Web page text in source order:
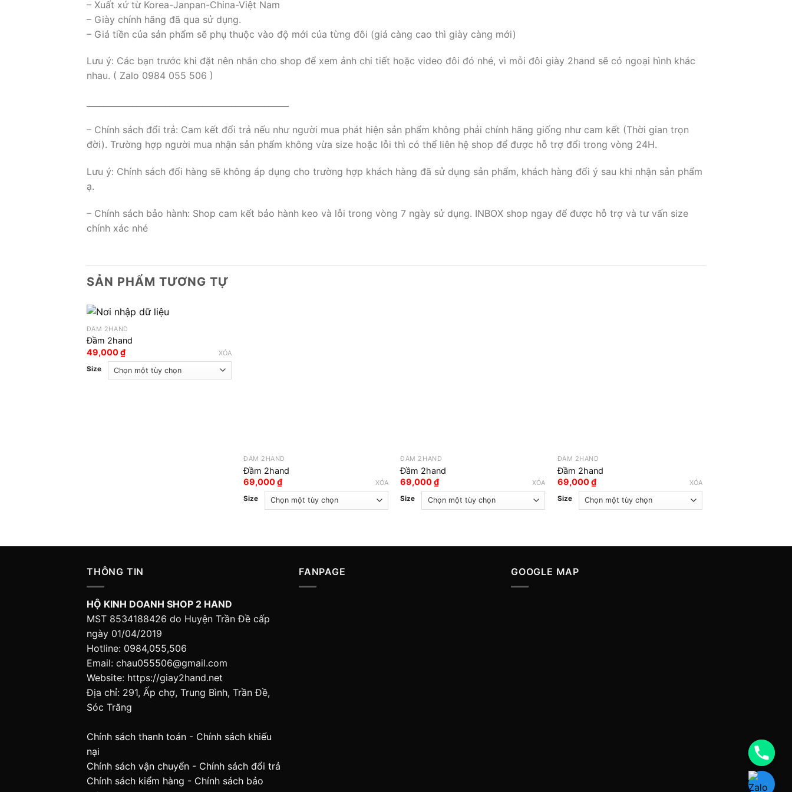
– Xuất xứ từ Korea-Janpan-China-Việt Nam
– Giày chính hãng đã qua sử dụng.
– Giá tiền của sản phẩm sẽ phụ thuộc vào độ mới của từng đôi (giá càng cao thì giày càng mới)
Lưu ý: Các bạn trước khi đặt nên nhắn cho shop để xem ảnh chi tiết hoặc video đôi đó nhé, vì mỗi đôi giày 2hand sẽ có ngoại hình khác
nhau. ( Zalo 0984 055 506 )
– Chính sách đổi trả: Cam kết đổi trả nếu như người mua phát hiện sản phẩm không phải chính hãng giống như cam kết (Thời gian trọn
đời). Trường hợp người mua nhận sản phẩm không vừa size hoặc lỗi thì có thể liên hệ shop để được hỗ trợ đổi trong vòng 24H.
Lưu ý: Chính sách đổi hàng sẽ không áp dụng cho trường hợp khách hàng đã sử dụng sản phẩm, khách hàng đổi ý sau khi nhận sản phẩm
ạ.
– Chính sách bảo hành: Shop cam kết bảo hành keo và lỗi trong vòng 7 ngày sử dụng. INBOX shop ngay để được hỗ trợ và tư vấn size
chính xác nhé
SẢN PHẨM TƯƠNG TỰ
ĐẦM 2HAND
Đầm 2hand
49,000₫
Size
XÓA
ĐẦM 2HAND
Đầm 2hand
69,000₫
Size
XÓA
ĐẦM 2HAND
Đầm 2hand
69,000₫
Size
XÓA
ĐẦM 2HAND
Đầm 2hand
69,000₫
Size
XÓA
THÔNG TIN
HỘ KINH DOANH SHOP 2 HAND
MST 8534188426 do Huyện Trần Đề cấp
ngày 01/04/2019
Hotline: 0984,055,506
Email: chau055506@gmail.com
Website: https://giay2hand.net
Địa chỉ: 291, Ấp chợ, Trung Bình, Trần Đề,
Sóc Trăng
Chính sách thanh toán - Chính sách khiếu
nại
Chính sách vận chuyển - Chính sách đổi trả
Chính sách kiểm hàng - Chính sách bảo
FANPAGE GOOGLE MAP